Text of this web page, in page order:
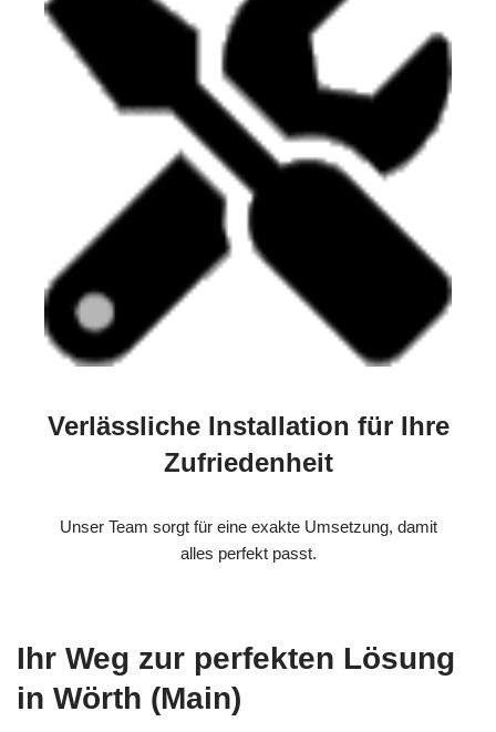
Verlässliche Installation für Ihre
Zufriedenheit
Unser Team sorgt für eine exakte Umsetzung, damit
alles perfekt passt.
Ihr Weg zur perfekten Lösung
in Wörth (Main)